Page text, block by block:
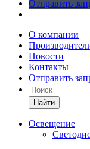
Отправить
О компании
Новости
Контакты
Отправить
Найти
Освещение